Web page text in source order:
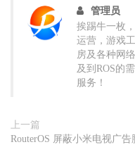
管理员
挨踢牛一枚
运营，游戏
房及各种网
及到ROS的
服务！
上一篇
RouterOS 屏蔽小米电视广告